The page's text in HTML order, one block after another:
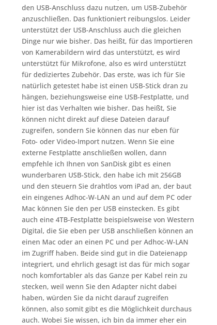
den USB-Anschluss dazu nutzen, um USB-Zubehör
anzuschließen. Das funktioniert reibungslos. Leider
unterstützt der USB-Anschluss auch die gleichen
Dinge nur wie bisher. Das heißt, für das Importieren
von Kamerabildern wird das unterstützt, es wird
unterstützt für Mikrofone, also es wird unterstützt
für dediziertes Zubehör. Das erste, was ich für Sie
natürlich getestet habe ist einen USB-Stick dran zu
hängen, beziehungsweise eine USB-Festplatte, und
hier ist das Verhalten wie bisher. Das heißt, Sie
können nicht direkt auf diese Dateien darauf
zugreifen, sondern Sie können das nur eben für
Foto- oder Video-Import nutzen. Wenn Sie eine
externe Festplatte anschließen wollen, dann
empfehle ich Ihnen von SanDisk gibt es einen
wunderbaren USB-Stick, den habe ich mit 256GB
und den steuern Sie drahtlos vom iPad an, der baut
ein eingenes Adhoc-W-LAN an und auf dem PC oder
Mac können Sie den per USB einstecken. Es gibt
auch eine 4TB-Festplatte beispielsweise von Western
Digital, die Sie eben per USB anschließen können an
einen Mac oder an einen PC und per Adhoc-W-LAN
im Zugriff haben. Beide sind gut in die Dateienapp
integriert, und ehrlich gesagt ist das für mich sogar
noch komfortabler als das Ganze per Kabel rein zu
stecken, weil wenn Sie den Adapter nicht dabei
haben, würden Sie da nicht darauf zugreifen
können, also somit gibt es die Möglichkeit durchaus
auch. Wobei Sie wissen, ich bin da immer eher ein